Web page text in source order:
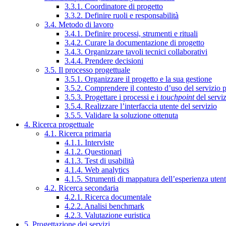
3.3.1. Coordinatore di progetto
3.3.2. Definire ruoli e responsabilità
3.4. Metodo di lavoro
3.4.1. Definire processi, strumenti e rituali
3.4.2. Curare la documentazione di progetto
3.4.3. Organizzare tavoli tecnici collaborativi
3.4.4. Prendere decisioni
3.5. Il processo progettuale
3.5.1. Organizzare il progetto e la sua gestione
3.5.2. Comprendere il contesto d’uso del servizio
3.5.3. Progettare i processi e i touchpointdel
3.5.4. Realizzare l’interfaccia utente del servizio
3.5.5. Validare la soluzione ottenuta
4. Ricerca progettuale
4.1. Ricerca primaria
4.1.1. Interviste
4.1.2. Questionari
4.1.3. Test di usabilità
4.1.4. Web analytics
4.1.5. Strumenti di mappatura dell’esperienza
4.2. Ricerca secondaria
4.2.1. Ricerca documentale
4.2.2. Analisi benchmark
4.2.3. Valutazione euristica
5. Progettazione dei servizi